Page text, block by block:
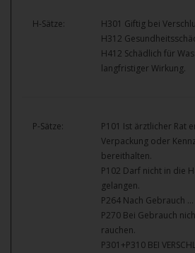
H-Sätze:
H301 Giftig bei
H312
H412 Schädlich für
langfristiger Wirkung.
P-Sätze:
P101 Ist ärztlicher Rat
Verpackung oder
bereithalten.
P102 Darf nicht in die
gelangen.
P264 Nach Gebrauch
P270 Bei Gebrauch
rauchen.
P301+P310 BEI